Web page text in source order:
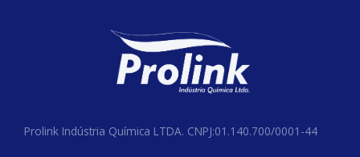
Prolink Indústria Química LTDA. CNPJ:01.140.700/0001-44